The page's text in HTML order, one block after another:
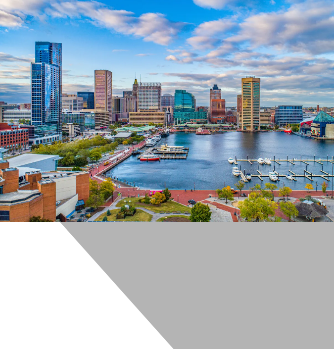
Nur notwendige Cookies
Unvergleichlich lecker
Mit dem Klick auf „geht klar” ermöglichen Sie uns Ihnen über Cookies ein verbessertes
personalisierte Werbung und passende Angebote anzeigen. Über „anpassen” können Sie Ihre
Cookies” werden lediglich technisch notwendige Cookies gespeichert.
Anpassen Geht klar
Datenschutzerklärung
Cookierichtlinie Impressum
« zurück
Ihre Cookie-Präferenzen verwalten
Wählen Sie, welche Cookies Sie auf check24.de akzeptieren.
Die Cookierichtlinie finden Siehier.
Notwendig